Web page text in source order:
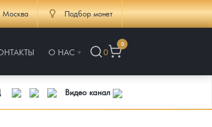
Москва Подбор монет
О НАС 0
0
Видео канал